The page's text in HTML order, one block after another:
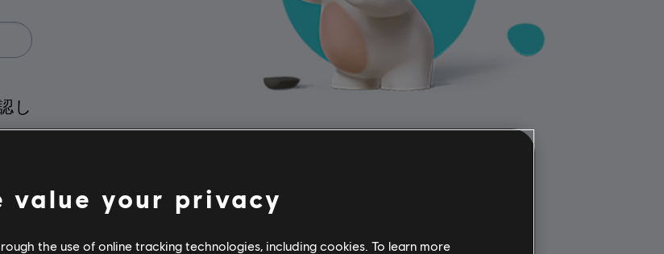
し
value your privacy
the use of online tracking technologies, including cookies. To learn more